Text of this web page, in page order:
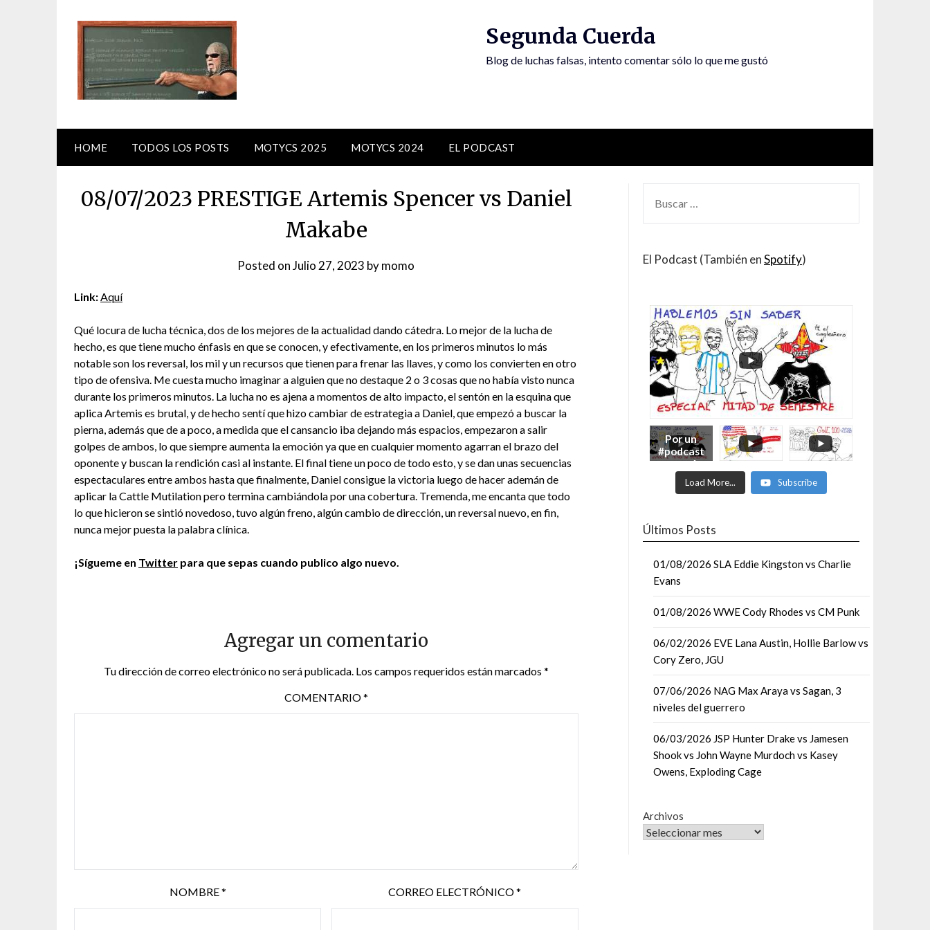
Segunda Cuerda
Blog de luchas falsas, intento comentar sólo lo que me gustó
HOME TODOS LOS POSTS MOTYCS 2025 MOTYCS 2024 EL PODCAST
08/07/2023 PRESTIGE Artemis Spencer vs Daniel
Makabe
Posted onJulio 27, 2023 bymomo
Link:Aquí
Qué locura de lucha técnica, dos de los mejores de la actualidad dando cátedra. Lo mejor de la lucha de
hecho, es que tiene mucho énfasis en que se conocen, y efectivamente, en los primeros minutos lo más
notable son los reversal, los mil y un recursos que tienen para frenar las llaves, y como los convierten en otro
tipo de ofensiva. Me cuesta mucho imaginar a alguien que no destaque 2 o 3 cosas que no había visto nunca
durante los primeros minutos. La lucha no es ajena a momentos de alto impacto, el sentón en la esquina que
aplica Artemis es brutal, y de hecho sentí que hizo cambiar de estrategia a Daniel, que empezó a buscar la
pierna, además que de a poco, a medida que el cansancio iba dejando más espacios, empezaron a salir
golpes de ambos, lo que siempre aumenta la emoción ya que en cualquier momento agarran el brazo del
oponente y buscan la rendición casi al instante. El final tiene un poco de todo esto, y se dan unas secuencias
espectaculares entre ambos hasta que finalmente, Daniel consigue la victoria luego de hacer ademán de
aplicar la Cattle Mutilation pero termina cambiándola por una cobertura. Tremenda, me encanta que todo
lo que hicieron se sintió novedoso, tuvo algún freno, algún cambio de dirección, un reversal nuevo, en fin,
nunca mejor puesta la palabra clínica.
¡Sígueme en Twitter para que sepas cuando publico algo nuevo.
Agregar un comentario
Tu dirección de correo electrónico no será publicada. Los campos requeridos están marcados *
COMENTARIO*
NOMBRE* CORREO ELECTRÓNICO*
POR:
El Podcast (También enSpotify)
Por un
#podcast
con más
Moonsaul
ts #93:
MITAD
DE AÑO
Load More... Subscribe
Últimos Posts
01/08/2026 SLA Eddie Kingston vs Charlie
Evans
01/08/2026 WWE Cody Rhodes vs CM Punk
06/02/2026 EVE Lana Austin, Hollie Barlow vs
Cory Zero, JGU
07/06/2026 NAG Max Araya vs Sagan, 3
niveles del guerrero
06/03/2026 JSP Hunter Drake vs Jamesen
Shook vs John Wayne Murdoch vs Kasey
Owens, Exploding Cage
Archivos